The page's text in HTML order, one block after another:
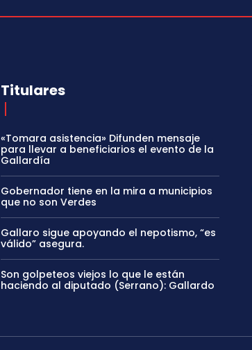
Titulares
«Tomara asistencia» Difunden mensaje
para llevar a beneficiarios el evento de la
Gallardía
Gobernador tiene en la mira a municipios
que no son Verdes
Gallaro sigue apoyando el nepotismo, “es
válido” asegura.
Son golpeteos viejos lo que le están
haciendo al diputado (Serrano): Gallardo